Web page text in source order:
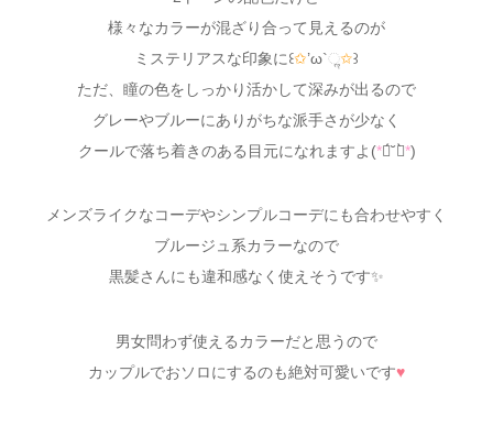
様々なカラーが混ざり合って見えるのが
ミステリアスな印象に꒰✩’ω`ૢ✩꒱
ただ、瞳の色をしっかり活かして深みが出るので
グレーやブルーにありがちな派手さが少なく
クールで落ち着きのある目元になれますよ(*ฅ́˘ฅ̀*)
メンズライクなコーデやシンプルコーデにも合わせやすく
ブルージュ系カラーなので
黒髪さんにも違和感なく使えそうです✨
男女問わず使えるカラーだと思うので
カップルでおソロにするのも絶対可愛いです♥